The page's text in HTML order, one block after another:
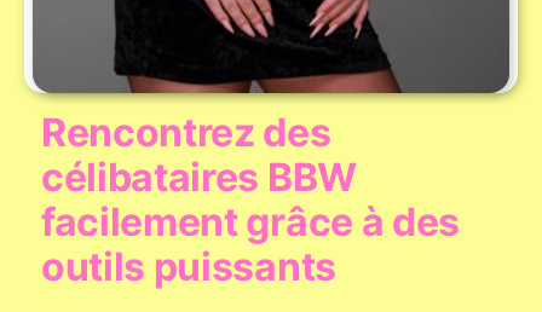
Rencontrez des
célibataires BBW
facilement grâce à des
outils puissants